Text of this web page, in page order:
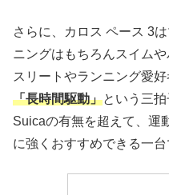
さらに、カロス ペース 3
ニングはもちろんスイム
スリートやランニング愛好
「長時間駆動」という三
Suicaの有無を超えて、運
に強くおすすめできる一台